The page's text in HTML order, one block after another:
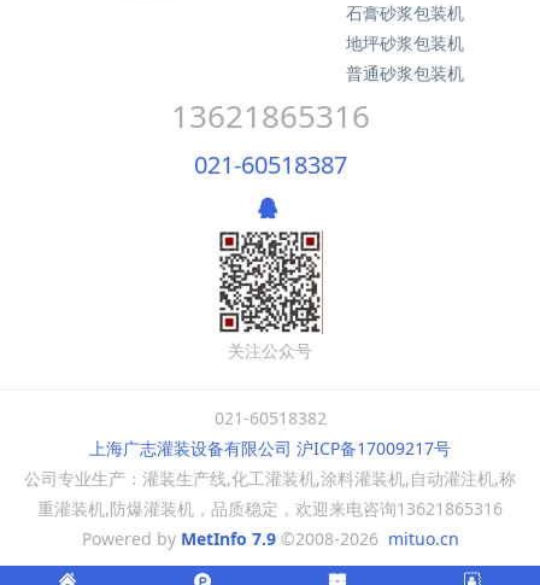
石膏砂浆包装机
地坪砂浆包装机
普通砂浆包装机
13621865316
021-60518387
关注公众号
021-60518382
上海广志灌装设备有限公司 沪ICP备17009217号
公司专业生产：灌装生产线,化工灌装机,涂料灌装机,自动灌注机,称
重灌装机,防爆灌装机，品质稳定，欢迎来电咨询13621865316
Powered by MetInfo 7.9©2008-2026 mituo.cn